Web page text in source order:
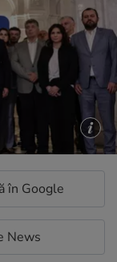
în Google
News